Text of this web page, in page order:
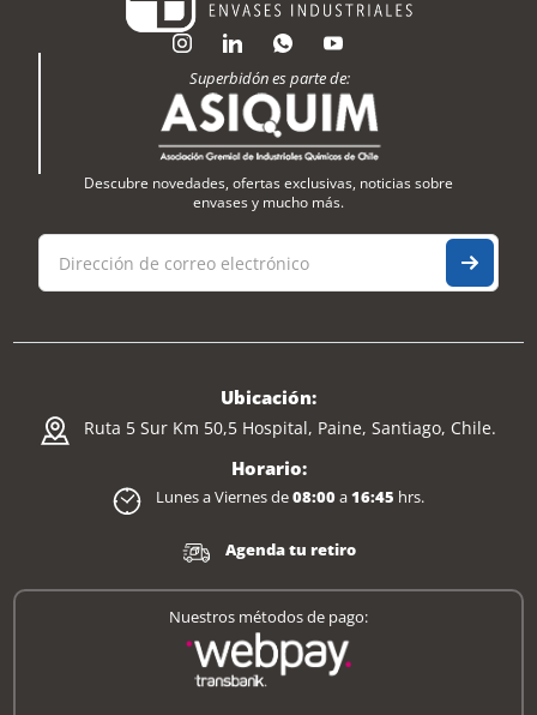
Superbidón es parte de:
Descubre novedades, ofertas exclusivas, noticias sobre
envases y mucho más.
Ubicación:
Ruta 5 Sur Km 50,5 Hospital, Paine, Santiago, Chile.
Horario:
Lunes a Viernes de08:00a16:45 hrs.
Agenda tu retiro
Nuestros métodos de pago: